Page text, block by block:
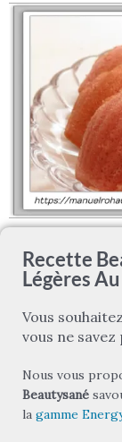
Recette
Légères
Vous
vous ne
Nous vous
Beautysané
la gamme